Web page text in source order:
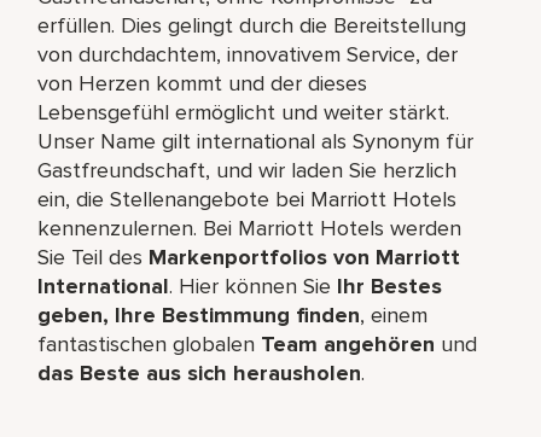
erfüllen. Dies gelingt durch die Bereitstellung
von durchdachtem, innovativem Service, der
von Herzen kommt und der dieses
Lebensgefühl ermöglicht und weiter stärkt.
Unser Name gilt international als Synonym für
Gastfreundschaft, und wir laden Sie herzlich
ein, die Stellenangebote bei Marriott Hotels
kennenzulernen. Bei Marriott Hotels werden
Sie Teil des Markenportfolios von Marriott
International. Hier können Sie Ihr Bestes
geben, Ihre Bestimmung finden, einem
fantastischen globalen Team angehören und
das Beste aus sich herausholen.